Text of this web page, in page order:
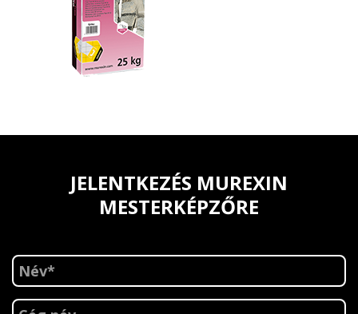
JELENTKEZÉS MUREXIN
MESTERKÉPZŐRE